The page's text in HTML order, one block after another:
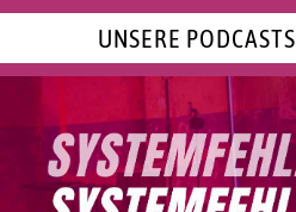
UNSERE PODCASTS